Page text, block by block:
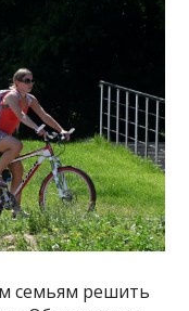
семьям решить